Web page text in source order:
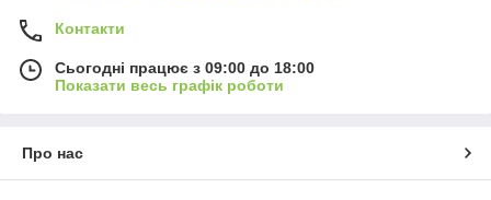
Контакти
Сьогодні працює з 09:00 до 18:00
Показати весь графік роботи
Про нас